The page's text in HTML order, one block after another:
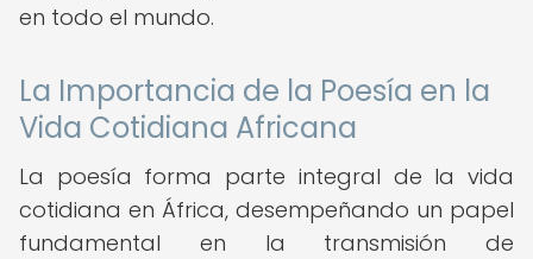
en todo el mundo.
La Importancia de la Poesía en la
Vida Cotidiana Africana
La poesía forma parte integral de la vida
cotidiana en África, desempeñando un papel
fundamental en la transmisión de